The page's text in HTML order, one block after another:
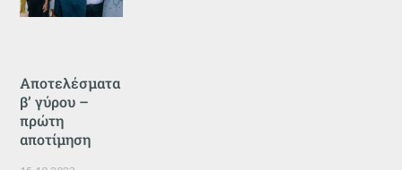
Αποτελέσματα
β’ γύρου –
πρώτη
αποτίμηση